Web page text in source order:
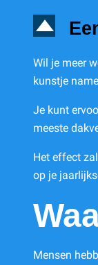
D
Wil je meer
kunstje
Je kunt
meeste
Het effect
op je
Mensen